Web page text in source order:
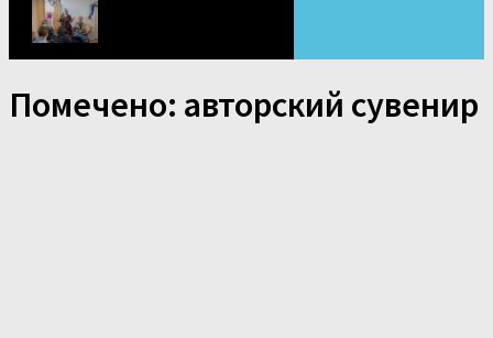
Помечено: авторский сувенир